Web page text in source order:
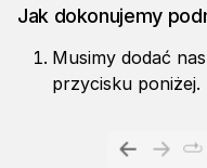
Jak dokonujemy
Musimy dodać
przycisku poniżej.